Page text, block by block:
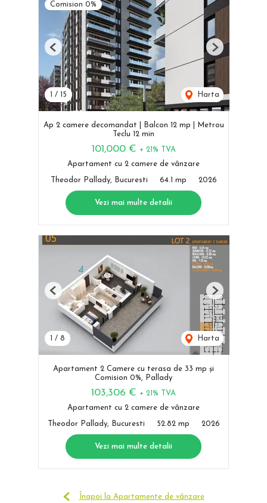
Comision 0%
/ 15 Harta
Previous Next
Ap 2 camere decomandat | Balcon 12 mp | Metrou
Teclu 12 min
101,000 € + 21% TVA
Apartament cu 2 camere de vânzare
Theodor Pallady, Bucuresti 64.1 mp 2026
Vezi mai multe detalii
1 / 8 Harta
Previous Next
Apartament 2 Camere cu terasa de 33 mp și
Comision 0%, Pallady
103,306 € + 21% TVA
Apartament cu 2 camere de vânzare
Theodor Pallady, Bucuresti 52.82 mp 2026
Vezi mai multe detalii
Înapoi la Apartamente de vânzare